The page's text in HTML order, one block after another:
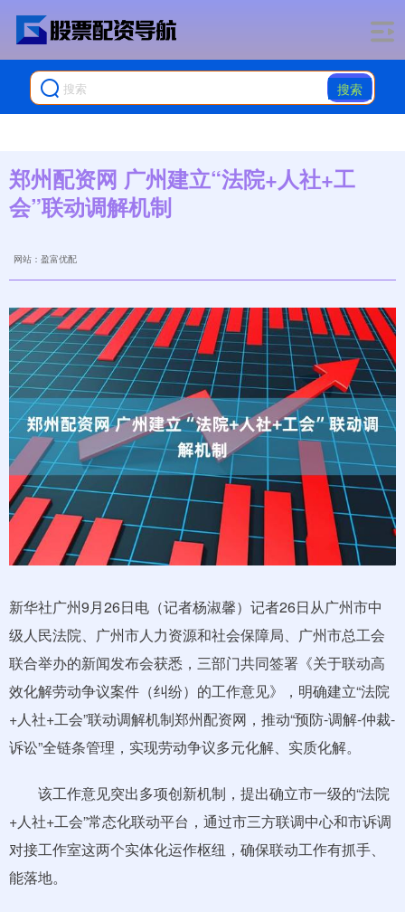
搜索
郑州配资网 广州建立“法院+人社+工
会”联动调解机制
网站：盈富优配
新华社广州9月26日电（记者杨淑馨）记者26日从广州市中
级人民法院、广州市人力资源和社会保障局、广州市总工会
联合举办的新闻发布会获悉，三部门共同签署《关于联动高
效化解劳动争议案件（纠纷）的工作意见》，明确建立“法院
+人社+工会”联动调解机制郑州配资网，推动“预防-调解-仲裁-
诉讼”全链条管理，实现劳动争议多元化解、实质化解。
该工作意见突出多项创新机制，提出确立市一级的“法院
+人社+工会”常态化联动平台，通过市三方联调中心和市诉调
对接工作室这两个实体化运作枢纽，确保联动工作有抓手、
能落地。